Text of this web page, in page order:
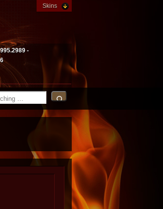
Skins
-